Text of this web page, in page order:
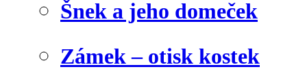
Šnek a jeho domeček
Zámek – otisk kostek